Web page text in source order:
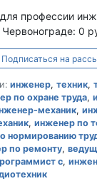
профессии
0
Подписаться на
инженер, техник,
по охране труда,
механик,
, инженер по
нормированию
по ремонту,
c,